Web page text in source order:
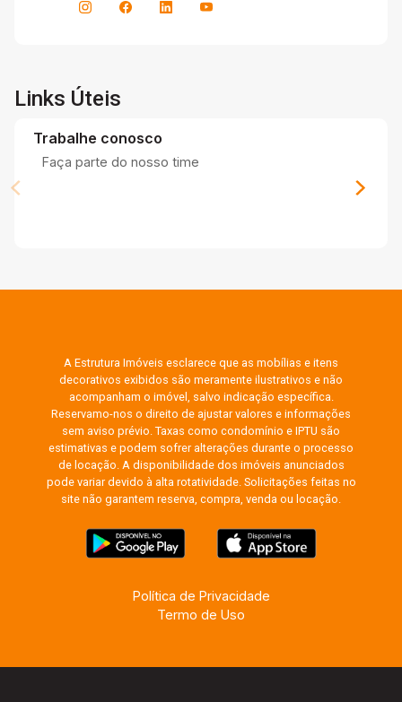
Links Úteis
Trabalhe conosco
Faça parte do nosso time
A Estrutura Imóveis esclarece que as mobílias e itens
decorativos exibidos são meramente ilustrativos e não
acompanham o imóvel, salvo indicação específica.
Reservamo-nos o direito de ajustar valores e informações
sem aviso prévio. Taxas como condomínio e IPTU são
estimativas e podem sofrer alterações durante o processo
de locação. A disponibilidade dos imóveis anunciados
pode variar devido à alta rotatividade. Solicitações feitas no
site não garantem reserva, compra, venda ou locação.
Política de Privacidade
Termo de Uso